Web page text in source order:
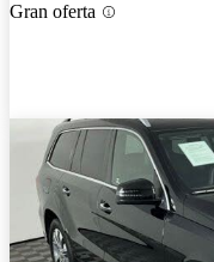
Gran oferta